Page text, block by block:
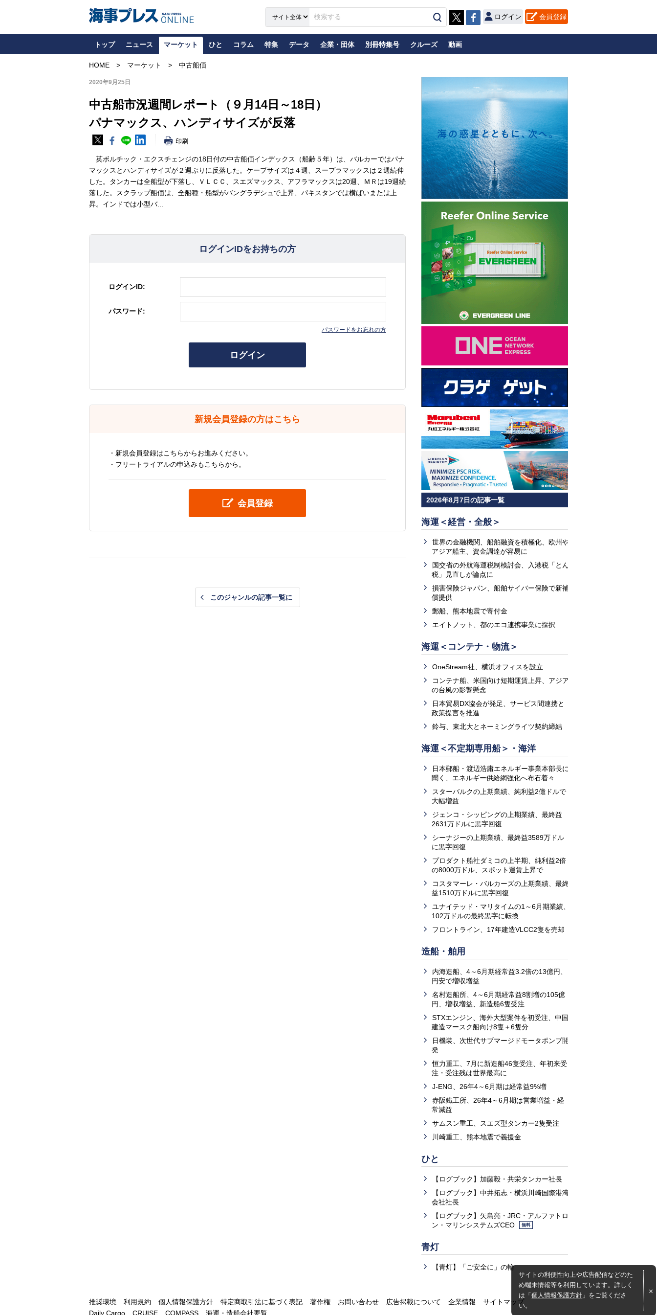
ログイン 会員登録
トップ ニュース マーケット ひと コラム 特集 データ 企業・団体 別冊特集号 クルーズ 動画
HOME マーケット 中古船価
2020年9月25日
中古船市況週間レポート（９月14日～18日）
パナマックス、ハンディサイズが反落
印刷
英ボルチック・エクスチェンジの18日付の中古船価インデックス（船齢５年）は、バルカーではパナ
マックスとハンディサイズが２週ぶりに反落した。ケープサイズは４週、スープラマックスは２週続伸
した。タンカーは全船型が下落し、ＶＬＣＣ、スエズマックス、アフラマックスは20週、ＭＲは19週続
落した。スクラップ船価は、全船種・船型がバングラデシュで上昇、パキスタンでは横ばいまたは上
昇。インドでは小型バ...
ログインIDをお持ちの方
ログインID:
パスワード:
パスワードをお忘れの方
ログイン
新規会員登録の方はこちら
・新規会員登録はこちらからお進みください。
・フリートライアルの申込みもこちらから。
会員登録
このジャンルの記事一覧に
2026年8月7日の記事一覧
海運＜経営・全般＞
世界の金融機関、船舶融資を積極化、欧州や
アジア船主、資金調達が容易に
国交省の外航海運税制検討会、入港税「とん
税」見直しが論点に
損害保険ジャパン、船舶サイバー保険で新補
償提供
郵船、熊本地震で寄付金
エイトノット、都のエコ連携事業に採択
海運＜コンテナ・物流＞
OneStream社、横浜オフィスを設立
コンテナ船、米国向け短期運賃上昇、アジア
の台風の影響懸念
日本貿易DX協会が発足、サービス間連携と
政策提言を推進
鈴与、東北大とネーミングライツ契約締結
海運＜不定期専用船＞・海洋
日本郵船・渡辺浩庸エネルギー事業本部長に
聞く、エネルギー供給網強化へ布石着々
スターバルクの上期業績、純利益2億ドルで
大幅増益
ジェンコ・シッピングの上期業績、最終益
2631万ドルに黒字回復
シーナジーの上期業績、最終益3589万ドル
に黒字回復
プロダクト船社ダミコの上半期、純利益2倍
の8000万ドル、スポット運賃上昇で
コスタマーレ・バルカーズの上期業績、最終
益1510万ドルに黒字回復
ユナイテッド・マリタイムの1～6月期業績、
102万ドルの最終黒字に転換
フロントライン、17年建造VLCC2隻を売却
造船・舶用
内海造船、4～6月期経常益3.2倍の13億円、
円安で増収増益
名村造船所、4～6月期経常益8割増の105億
円、増収増益、新造船6隻受注
STXエンジン、海外大型案件を初受注、中国
建造マースク船向け8隻＋6隻分
日機装、次世代サブマージドモータポンプ開
発
恒力重工、7月に新造船46隻受注、年初来受
注・受注残は世界最高に
J-ENG、26年4～6月期は経常益9%増
赤阪鐵工所、26年4～6月期は営業増益・経
常減益
サムスン重工、スエズ型タンカー2隻受注
川崎重工、熊本地震で義援金
ひと
【ログブック】加藤毅・共栄タンカー社長
【ログブック】中井拓志・横浜川崎国際港湾
会社社長
【ログブック】矢島亮・JRC・アルファトロ
ン・マリンシステムズCEO
無料
青灯
【青灯】「ご安全に」の輪
サイトの利便性向上や広告配信などのた
め端末情報等を利用しています。詳しく
は「個人情報保護方針 」をご覧くださ
い。
推奨環境 利用規約 個人情報保護方針 特定商取引法に基づく表記 著作権 お問い合わせ 広告掲載について 企業情報
サイトマップ
Daily Cargo
CRUISE COMPASS 海運・造船会社要覧